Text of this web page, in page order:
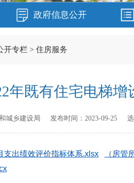
政府信息公开
开专栏 > 住房服务
年既有住宅电梯增
城乡建设局 发布时间： 2023-09-25选
支出绩效评价指标体系.xlsx （房管